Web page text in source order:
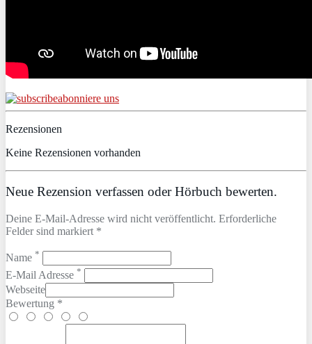
abonniere uns
Rezensionen
Keine Rezensionen vorhanden
Neue Rezension verfassen oder Hörbuch bewerten.
Deine E-Mail-Adresse wird nicht veröffentlicht. Erforderliche
Felder sind markiert *
Name *
E-Mail Adresse *
Webseite
Bewertung *